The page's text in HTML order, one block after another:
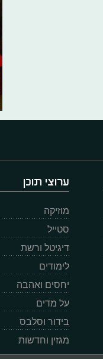
ערוצי תוכן
מוזיקה
סטייל
דיגיטל ורשת
לימודים
יחסים ואהבה
על מדים
בידור וסלבס
מגזין וחדשות